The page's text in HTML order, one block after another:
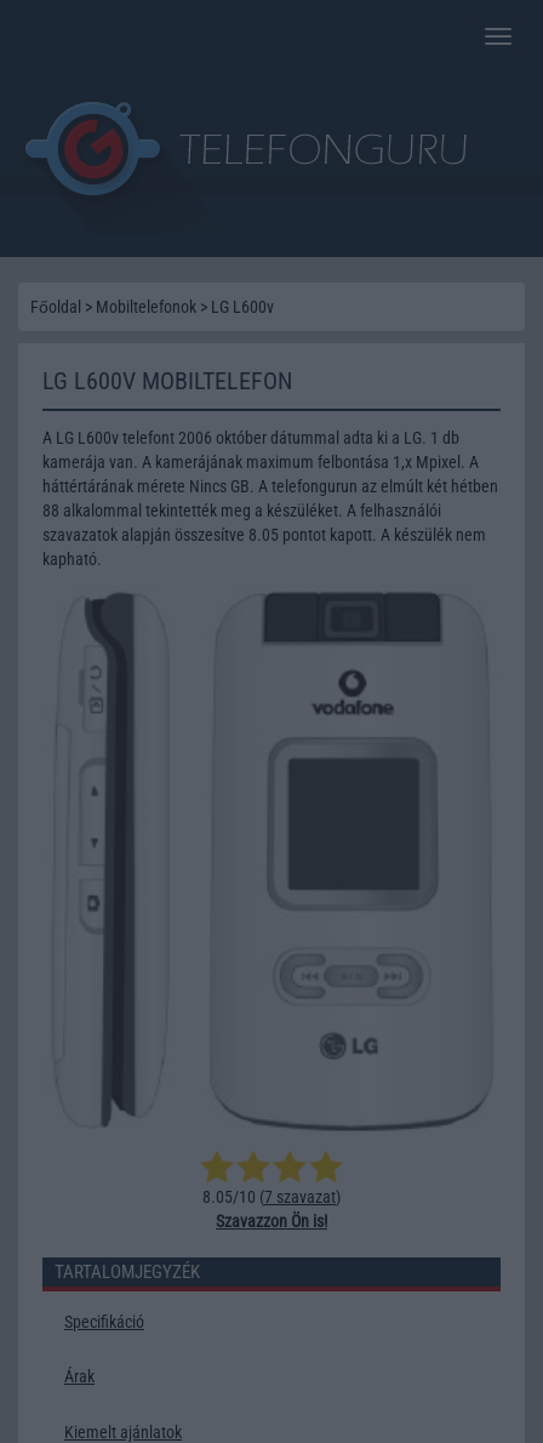
Toggle
Főoldal > Mobiltelefonok > LG L600v
LG L600V MOBILTELEFON
A LG L600v telefont 2006 október dátummal adta ki a LG. 1 db
kamerája van. A kamerájának maximum felbontása 1,x Mpixel. A
háttértárának mérete Nincs GB. A telefongurun az elmúlt két hétben
88 alkalommal tekintették meg a készüléket. A felhasználói
szavazatok alapján összesítve 8.05 pontot kapott. A készülék nem
kapható.
8.05/10 (7 szavazat)
Szavazzon Ön is!
TARTALOMJEGYZÉK
Specifikáció
Árak
Kiemelt ajánlatok